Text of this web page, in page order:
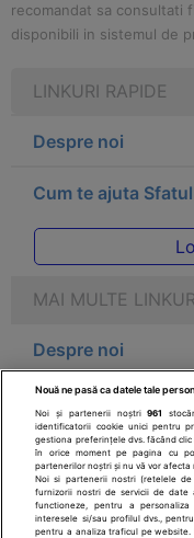
recomandat sa consultati
disponibili in sistemul de
LINKURI RAPIDE
Despre noi
Cum te ajuta
MAI MULTE
Despre noi
Legal
Drepturile
Parteneri
Nouă ne pasă ca datele tale
Noi și partenerii noștri961
identificatorii cookie unici pentru
gestiona preferințele dvs. făcând
în orice moment pe pagina cu
partenerilor noștri și nu vă vor afecta
Noi si partenerii nostri (retelele
furnizorii nostri de servicii de
functioneze, pentru a
interesele si/sau profilul dvs.,
pentru a analiza traficul pe website.